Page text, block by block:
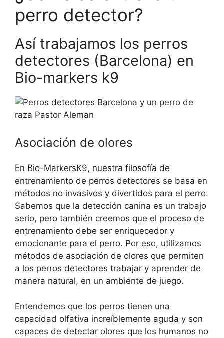
perro detector?
Así trabajamos los perros
detectores (Barcelona) en
Bio-markers k9
Asociación de olores
En Bio-MarkersK9, nuestra filosofía de
entrenamiento de perros detectores se basa en
métodos no invasivos y divertidos para el perro.
Sabemos que la detección canina es un trabajo
serio, pero también creemos que el proceso de
entrenamiento debe ser enriquecedor y
emocionante para el perro. Por eso, utilizamos
métodos de asociación de olores que permiten
a los perros detectores trabajar y aprender de
manera natural, en un ambiente de juego.
Entendemos que los perros tienen una
capacidad olfativa increíblemente aguda y son
capaces de detectar olores que los humanos no